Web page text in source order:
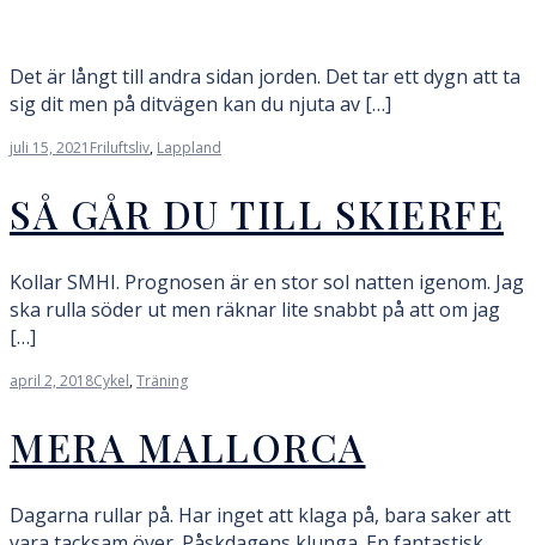
Det är långt till andra sidan jorden. Det tar ett dygn att ta
sig dit men på ditvägen kan du njuta av […]
juli 15, 2021 Friluftsliv, Lappland
SÅ GÅR DU TILL SKIERFE
Kollar SMHI. Prognosen är en stor sol natten igenom. Jag
ska rulla söder ut men räknar lite snabbt på att om jag
[…]
april 2, 2018Cykel,Träning
MERA MALLORCA
Dagarna rullar på. Har inget att klaga på, bara saker att